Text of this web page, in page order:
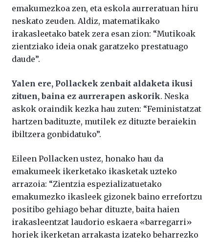
emakumezkoa zen, eta eskola aurreratuan hiru
neskato zeuden. Aldiz, matematikako
irakasleetako batek zera esan zion: “Mutikoak
zientziako ideia onak garatzeko prestatuago
daude”.
Yalen ere, Pollackek zenbait aldaketa ikusi
zituen, baina ez aurrerapen askorik. Neska
askok oraindik kezka hau zuten: “Feministatzat
hartzen badituzte, mutilek ez dituzte beraiekin
ibiltzera gonbidatuko”.
Eileen Pollacken ustez, honako hau da
emakumeek ikerketako ikasketak uzteko
arrazoia: “Zientzia espezializatuetako
emakumezko ikasleek gizonek baino errefortzu
positibo gehiago behar dituzte, baita haien
irakasleentzat laudorio eskaera «barregarri»
horiek ikerketan arrakasta izateko beharrezko